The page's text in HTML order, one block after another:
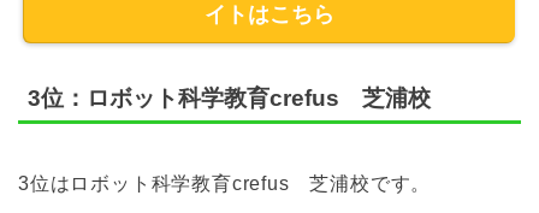
イトはこちら
3位：ロボット科学教育crefus 芝浦校
3位はロボット科学教育crefus 芝浦校です。